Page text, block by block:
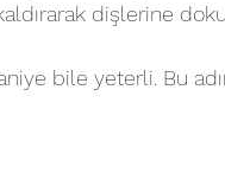
kaldırarak dişlerine
bile yeterli. Bu